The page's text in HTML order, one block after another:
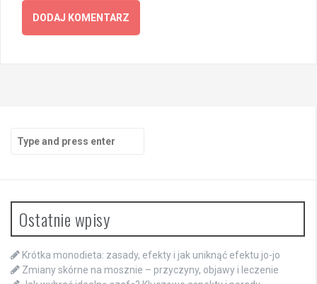
for:
Ostatnie wpisy
Krótka monodieta: zasady, efekty i jak uniknąć efektu jo-jo
Zmiany skórne na mosznie – przyczyny, objawy i leczenie